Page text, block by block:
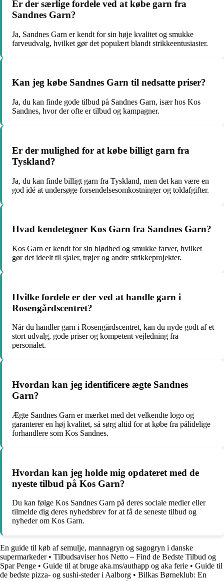
Er der særlige fordele ved at købe garn fra
Sandnes Garn?
Ja, Sandnes Garn er kendt for sin høje kvalitet og smukke
farveudvalg, hvilket gør det populært blandt strikkeentusiaster.
Kan jeg købe Sandnes Garn til nedsatte priser?
Ja, du kan finde gode tilbud på Sandnes Garn, især hos Kos
Sandnes, hvor der ofte er tilbud og kampagner.
Er der mulighed for at købe billigt garn fra
Tyskland?
Ja, du kan finde billigt garn fra Tyskland, men det kan være en
god idé at undersøge forsendelsesomkostninger og toldafgifter.
Hvad kendetegner Kos Garn fra Sandnes Garn?
Kos Garn er kendt for sin blødhed og smukke farver, hvilket
gør det ideelt til sjaler, trøjer og andre strikkeprojekter.
Hvilke fordele er der ved at handle garn i
Rosengårdscentret?
Når du handler garn i Rosengårdscentret, kan du nyde godt af et
stort udvalg, gode priser og kompetent vejledning fra
personalet.
Hvordan kan jeg identificere ægte Sandnes
Garn?
Ægte Sandnes Garn er mærket med det velkendte logo og
garanterer en høj kvalitet, så sørg altid for at købe fra pålidelige
forhandlere som Kos Sandnes.
Hvordan kan jeg holde mig opdateret med de
nyeste tilbud på Kos Garn?
Du kan følge Kos Sandnes Garn på deres sociale medier eller
tilmelde dig deres nyhedsbrev for at få de seneste tilbud og
nyheder om Kos Garn.
En guide til køb af semulje, mannagryn og sagogryn i danske
supermarkeder• Tilbudsaviser hos Netto – Find de Bedste Tilbud og
Spar Penge • Guide til at bruge aka.ms/authapp og aka ferie • Guide til
de bedste pizza- og sushi-steder i Aalborg • Bilkas Børneklub: En